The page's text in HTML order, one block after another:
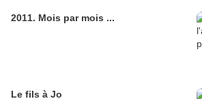
2011. Mois par mois ...
Le fils à Jo